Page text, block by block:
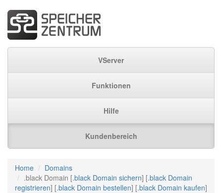
VServer
Funktionen
Hilfe
Kundenbereich
Home
Domains
.black Domain [.black Domain sichern] [.black Domain
registrieren] [.black Domain bestellen] [.black Domain kaufen]